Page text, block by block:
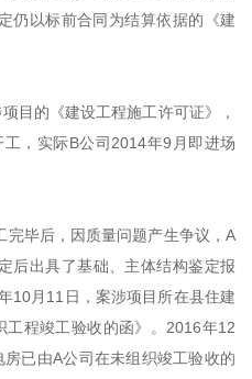
仍以标前合同为结算依据的《建
目的《建设工程施工许可证》，
，实际B公司2014年9月即进场
毕后，因质量问题产生争议，A
后出具了基础、主体结构鉴定报
10月11日，案涉项目所在县住建
工程竣工验收的函》。2016年12
已由A公司在未组织竣工验收的